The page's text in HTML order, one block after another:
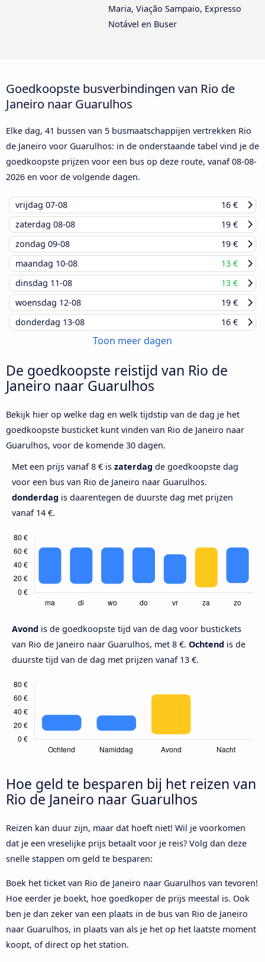
Maria, Viação Sampaio, Expresso
Notável en Buser
Goedkoopste busverbindingen van Rio de
Janeiro naar Guarulhos
Elke dag, 41 bussen van 5 busmaatschappijen vertrekken Rio
de Janeiro voor Guarulhos: in de onderstaande tabel vind je de
goedkoopste prijzen voor een bus op deze route, vanaf08-08-
2026 en voor de volgende dagen.
vrijdag 07-08
16 €
zaterdag 08-08
19 €
zondag 09-08
19 €
maandag 10-08
13 €
dinsdag 11-08
13 €
woensdag 12-08
19 €
donderdag 13-08 16 €
Toon meer dagen
De goedkoopste reistijd van Rio de
Janeiro naar Guarulhos
Bekijk hier op welke dag en welk tijdstip van de dag je het
goedkoopste busticket kunt vinden van Rio de Janeiro naar
Guarulhos, voor de komende 30 dagen.
Met een prijs vanaf 8 € is zaterdag de goedkoopste dag
voor een bus van Rio de Janeiro naar Guarulhos.
donderdag is daarentegen de duurste dag met prijzen
vanaf 14 €.
Avond is de goedkoopste tijd van de dag voor bustickets
van Rio de Janeiro naar Guarulhos, met 8 €. Ochtend is de
duurste tijd van de dag met prijzen vanaf 13 €.
Hoe geld te besparen bij het reizen van
Rio de Janeiro naar Guarulhos
Reizen kan duur zijn, maar dat hoeft niet! Wil je voorkomen
dat je een vreselijke prijs betaalt voor je reis? Volg dan deze
snelle stappen om geld te besparen:
Boek het ticket van Rio de Janeiro naar Guarulhos van tevoren!
Hoe eerder je boekt, hoe goedkoper de prijs meestal is. Ook
ben je dan zeker van een plaats in de bus van Rio de Janeiro
naar Guarulhos, in plaats van als je het op het laatste moment
koopt, of direct op het station.